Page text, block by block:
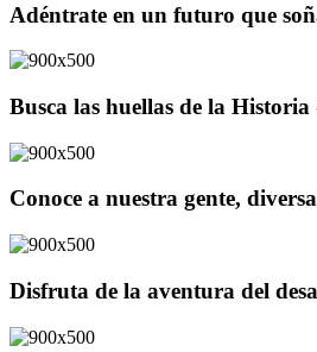
Adéntrate en un futuro que
Busca las huellas de la Historia
Conoce a nuestra gente,
Disfruta de la aventura del